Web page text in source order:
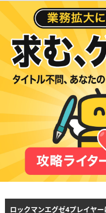
ロックマンエグゼ4プレイヤー